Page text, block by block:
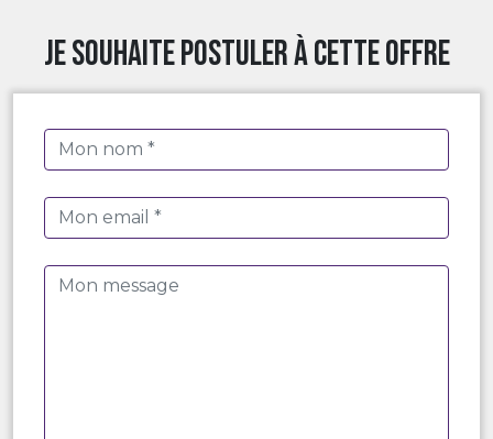
Je souhaite postuler à cette offre